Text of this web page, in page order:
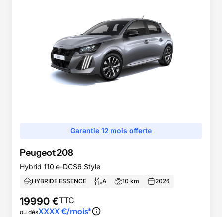
Garantie 12 mois offerte
Peugeot208
Hybrid 110 e-DCS6 Style
HYBRIDE ESSENCE A 10 km 2026
19990 €TTC
ou dèsXXXX€/mois*